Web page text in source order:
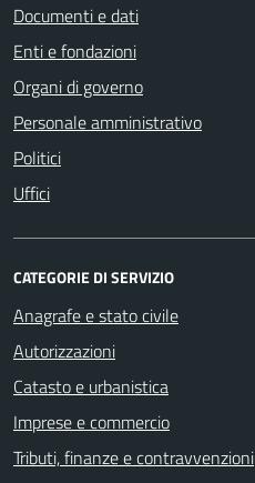
Documenti e dati
Enti e fondazioni
Organi di governo
Personale amministrativo
Politici
Uffici
CATEGORIE DI SERVIZIO
Anagrafe e stato civile
Autorizzazioni
Catasto e urbanistica
Imprese e commercio
Tributi, finanze e contravvenzioni